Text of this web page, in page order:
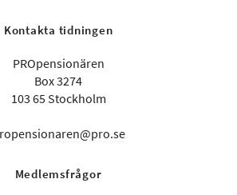
Kontakta tidningen
PROpensionären
Box 3274
103 65 Stockholm
Medlemsfrågor